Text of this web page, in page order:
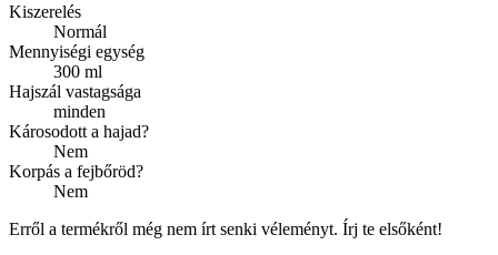
Kiszerelés
Normál
Mennyiségi egység
300 ml
Hajszál vastagsága
minden
Károsodott a hajad?
Nem
Korpás a fejbőröd?
Nem
Erről a termékről még nem írt senki véleményt. Írj te elsőként!